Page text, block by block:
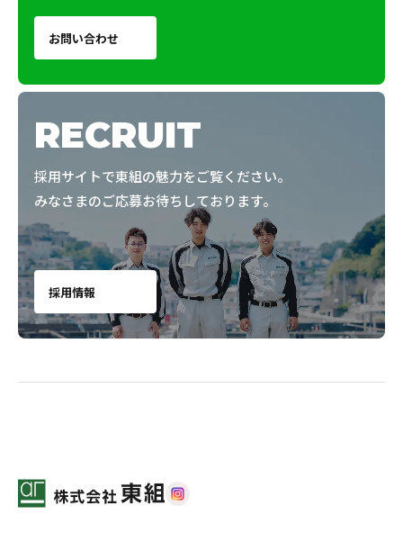
お問い合わせ
RECRUIT
採用サイトで東組の魅力をご覧ください。
みなさまのご応募お待ちしております。
採用情報